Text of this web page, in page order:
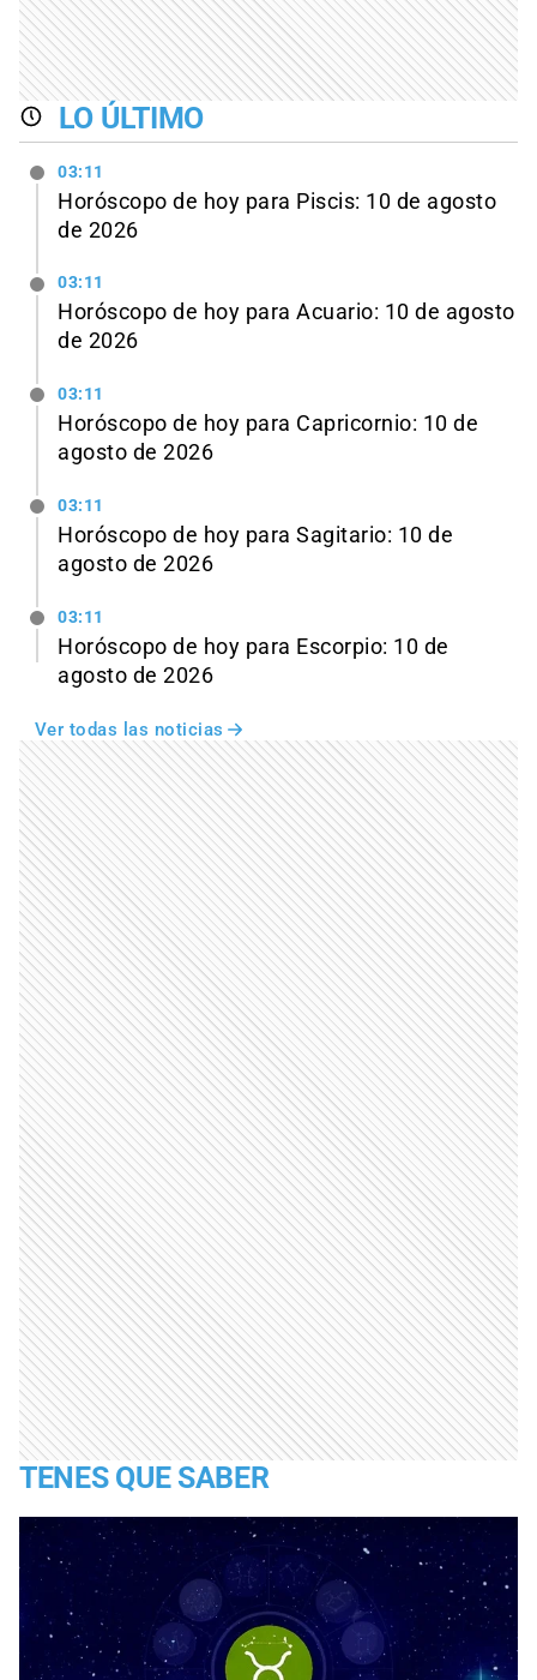
LO ÚLTIMO
03:11
Horóscopo de hoy para Piscis: 10 de agosto
de 2026
03:11
Horóscopo de hoy para Acuario: 10 de agosto
de 2026
03:11
Horóscopo de hoy para Capricornio: 10 de
agosto de 2026
03:11
Horóscopo de hoy para Sagitario: 10 de
agosto de 2026
03:11
Horóscopo de hoy para Escorpio: 10 de
agosto de 2026
Ver todas las noticias
TENES QUE SABER